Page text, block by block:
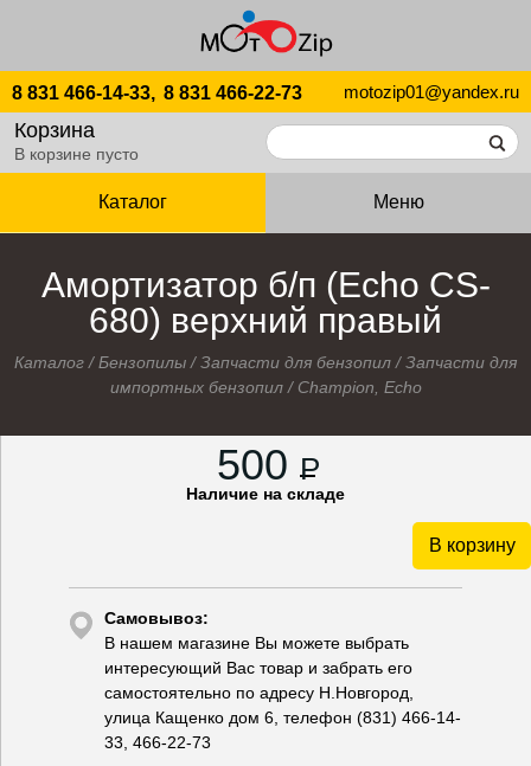
8 831 466-14-33, 8 831 466-22-73 motozip01@yandex.ru
Корзина
В корзине пусто
Каталог Меню
Амортизатор б/п (Echo CS-
680) верхний правый
Каталог /Бензопилы /Запчасти для бензопил /Запчасти для
импортных бензопил/ Champion, Echo
500 P
Наличие на складе
В корзину
Самовывоз:
В нашем магазине Вы можете выбрать
интересующий Вас товар и забрать его
самостоятельно по адресу Н.Новгород,
улица Кащенко дом 6, телефон (831) 466-14-
33, 466-22-73